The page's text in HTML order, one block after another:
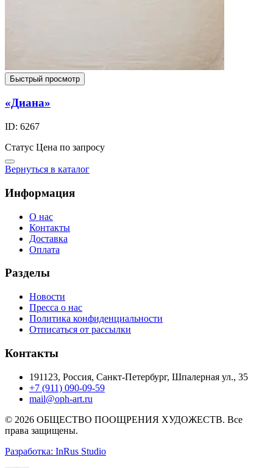
Быстрый просмотр
«Диана»
ID: 6267
Статус Цена по запросу
Вернуться в каталог
Информация
О нас
Контакты
Доставка
Оплата
Разделы
Новости
Пресса о нас
Политика конфиденциальности
Отписаться от рассылки
Контакты
191123, Россия, Санкт-Петербург, Шпалерная ул., 35
+7 (911) 090-09-59
mail@oph-art.ru
© 2026 ОБЩЕСТВО ПООЩРЕНИЯ ХУДОЖЕСТВ. Все
права защищены.
Разработка: InRus Studio